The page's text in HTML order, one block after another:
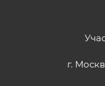
г.